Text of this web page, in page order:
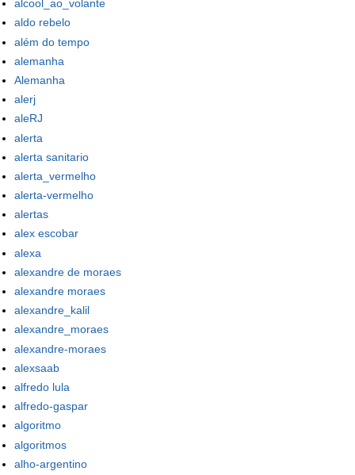
alcool_ao_volante
aldo rebelo
além do tempo
alemanha
Alemanha
alerj
aleRJ
alerta
alerta sanitario
alerta_vermelho
alerta-vermelho
alertas
alex escobar
alexa
alexandre de moraes
alexandre moraes
alexandre_kalil
alexandre_moraes
alexandre-moraes
alexsaab
alfredo lula
alfredo-gaspar
algoritmo
algoritmos
alho-argentino